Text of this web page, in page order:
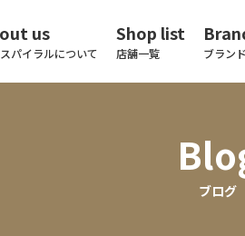
us
パイラルについて
Shop list
店舗一覧 ブランド
ブログ